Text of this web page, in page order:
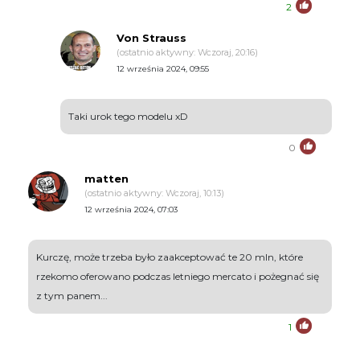
2
Von Strauss
(ostatnio aktywny: Wczoraj, 20:16)
12 września 2024, 09:55
Taki urok tego modelu xD
0
matten
(ostatnio aktywny: Wczoraj, 10:13)
12 września 2024, 07:03
Kurczę, może trzeba było zaakceptować te 20 mln, które
rzekomo oferowano podczas letniego mercato i pożegnać się
z tym panem...
1